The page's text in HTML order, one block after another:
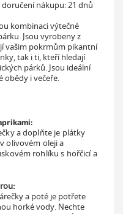
nákupu:21 dnů
kombinaci výtečné
Jsou vyrobeny z
vašim pokrmům pikantní
tak i ti, kteří hledají
párků. Jsou ideální
obědy i večeře.
a doplňte je plátky
olivovém oleji a
rohlíku s hořčicí a
a poté je potřete
horké vody. Nechte